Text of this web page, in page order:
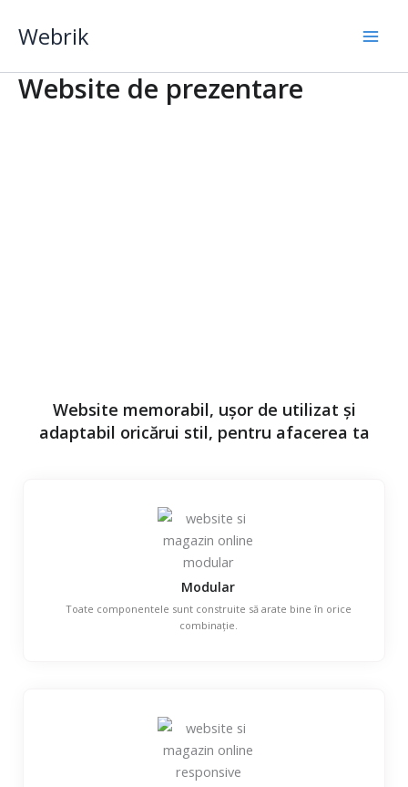
Webrik
Website de prezentare
Website memorabil, ușor de utilizat și
adaptabil oricărui stil, pentru afacerea ta
Modular
Toate componentele sunt construite să arate bine în orice
combinație.